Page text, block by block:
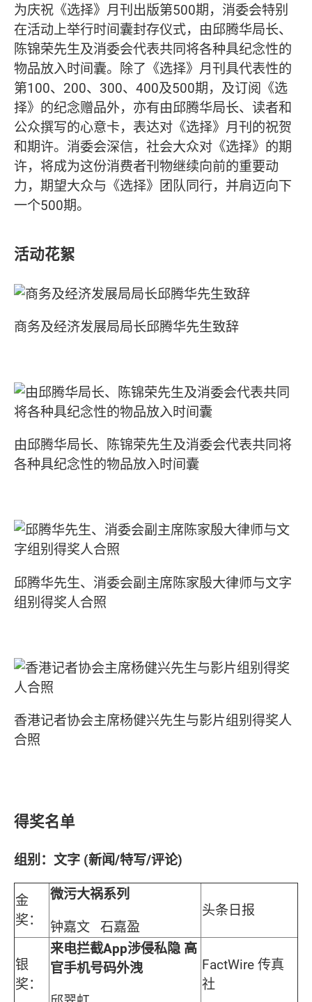
为庆祝《选择》月刊出版第500期，消委会特别
在活动上举行时间囊封存仪式，由邱腾华局长、
陈锦荣先生及消委会代表共同将各种具纪念性的
物品放入时间囊。除了《选择》月刊具代表性的
第100、200、300、400及500期，及订阅《选
择》的纪念赠品外，亦有由邱腾华局长、读者和
公众撰写的心意卡，表达对《选择》月刊的祝贺
和期许。消委会深信，社会大众对《选择》的期
许，将成为这份消费者刊物继续向前的重要动
力，期望大众与《选择》团队同行，并肩迈向下
一个500期。
活动花絮
商务及经济发展局局长邱腾华先生致辞
由邱腾华局长、陈锦荣先生及消委会代表共同将
各种具纪念性的物品放入时间囊
邱腾华先生、消委会副主席陈家殷大律师与文字
组别得奖人合照
香港记者协会主席杨健兴先生与影片组别得奖人
合照
得奖名单
组别：文字 (新闻/特写/评论)
金
奖：
微污大祸系列
钟嘉文 石嘉盈
头条日报
银
奖：
来电拦截App涉侵私隐 高
官手机号码外洩
FactWire 传真
社